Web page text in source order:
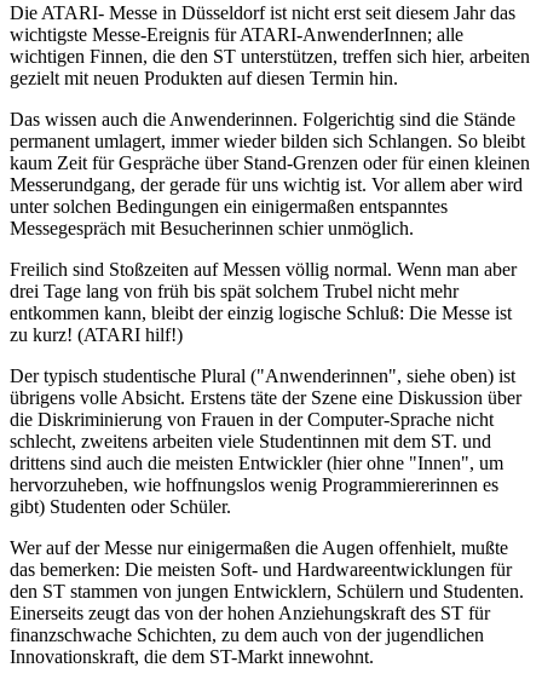
Die ATARI- Messe in Düsseldorf ist nicht erst seit diesem Jahr das
wichtigste Messe-Ereignis für ATARI-AnwenderInnen; alle
wichtigen Finnen, die den ST unterstützen, treffen sich hier, arbeiten
gezielt mit neuen Produkten auf diesen Termin hin.
Das wissen auch die Anwenderinnen. Folgerichtig sind die Stände
permanent umlagert, immer wieder bilden sich Schlangen. So bleibt
kaum Zeit für Gespräche über Stand-Grenzen oder für einen kleinen
Messerundgang, der gerade für uns wichtig ist. Vor allem aber wird
unter solchen Bedingungen ein einigermaßen entspanntes
Messegespräch mit Besucherinnen schier unmöglich.
Freilich sind Stoßzeiten auf Messen völlig normal. Wenn man aber
drei Tage lang von früh bis spät solchem Trubel nicht mehr
entkommen kann, bleibt der einzig logische Schluß: Die Messe ist
zu kurz! (ATARI hilf!)
Der typisch studentische Plural ("Anwenderinnen", siehe oben) ist
übrigens volle Absicht. Erstens täte der Szene eine Diskussion über
die Diskriminierung von Frauen in der Computer-Sprache nicht
schlecht, zweitens arbeiten viele Studentinnen mit dem ST. und
drittens sind auch die meisten Entwickler (hier ohne "Innen", um
hervorzuheben, wie hoffnungslos wenig Programmiererinnen es
gibt) Studenten oder Schüler.
Wer auf der Messe nur einigermaßen die Augen offenhielt, mußte
das bemerken: Die meisten Soft- und Hardwareentwicklungen für
den ST stammen von jungen Entwicklern, Schülern und Studenten.
Einerseits zeugt das von der hohen Anziehungskraft des ST für
finanzschwache Schichten, zu dem auch von der jugendlichen
Innovationskraft, die dem ST-Markt innewohnt.